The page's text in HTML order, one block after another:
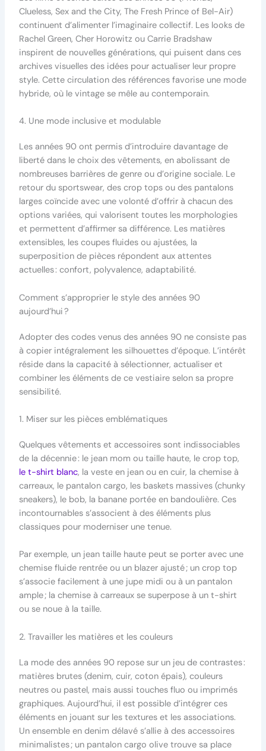
Clueless, Sex and the City, The Fresh Prince of Bel-Air)
continuent d’alimenter l’imaginaire collectif. Les looks de
Rachel Green, Cher Horowitz ou Carrie Bradshaw
inspirent de nouvelles générations, qui puisent dans ces
archives visuelles des idées pour actualiser leur propre
style. Cette circulation des références favorise une mode
hybride, où le vintage se mêle au contemporain.
4. Une mode inclusive et modulable
Les années 90 ont permis d’introduire davantage de
liberté dans le choix des vêtements, en abolissant de
nombreuses barrières de genre ou d’origine sociale. Le
retour du sportswear, des crop tops ou des pantalons
larges coïncide avec une volonté d’offrir à chacun des
options variées, qui valorisent toutes les morphologies
et permettent d’affirmer sa différence. Les matières
extensibles, les coupes fluides ou ajustées, la
superposition de pièces répondent aux attentes
actuelles : confort, polyvalence, adaptabilité.
Comment s’approprier le style des années 90
aujourd’hui ?
Adopter des codes venus des années 90 ne consiste pas
à copier intégralement les silhouettes d’époque. L’intérêt
réside dans la capacité à sélectionner, actualiser et
combiner les éléments de ce vestiaire selon sa propre
sensibilité.
1. Miser sur les pièces emblématiques
Quelques vêtements et accessoires sont indissociables
de la décennie : le jean mom ou taille haute, le crop top,
le t-shirt blanc, la veste en jean ou en cuir, la chemise à
carreaux, le pantalon cargo, les baskets massives (chunky
sneakers), le bob, la banane portée en bandoulière. Ces
incontournables s’associent à des éléments plus
classiques pour moderniser une tenue.
Par exemple, un jean taille haute peut se porter avec une
chemise fluide rentrée ou un blazer ajusté ; un crop top
s’associe facilement à une jupe midi ou à un pantalon
ample ; la chemise à carreaux se superpose à un t-shirt
ou se noue à la taille.
2. Travailler les matières et les couleurs
La mode des années 90 repose sur un jeu de contrastes :
matières brutes (denim, cuir, coton épais), couleurs
neutres ou pastel, mais aussi touches fluo ou imprimés
graphiques. Aujourd’hui, il est possible d’intégrer ces
éléments en jouant sur les textures et les associations.
Un ensemble en denim délavé s’allie à des accessoires
minimalistes ; un pantalon cargo olive trouve sa place